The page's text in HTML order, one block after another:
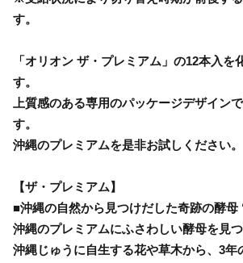
す。
「オリオン ザ・プレミアム」の12本入を
す。
上質感のある専用のパッケージデザイン
す。
沖縄のプレミアムを是非お試しください。
【ザ・プレミアム】
■沖縄の自然から見つけだした奇跡の酵母
沖縄のプレミアムにふさわしい酵母を見
沖縄じゅうに自生する花や草木から、3年